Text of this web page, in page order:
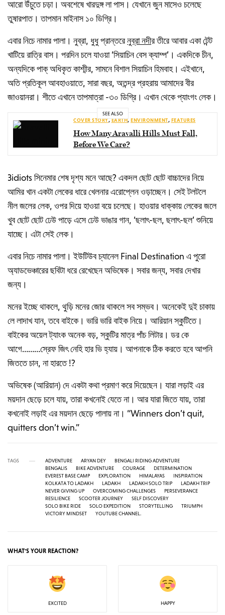
আরো উঁচুতে চড়া। অবশেষে খারদুঙ্গ লা পাস। যেখানে জুন মাসেও চলেছে
তুষারপাত। তাপমান মাইনাস ১০ ডিগ্রি।
এবার নিচে নামার পালা। নুব্রা, ধুধু প্রান্তরেনুব্রা নদীর তীরে আবার একা টেন্ট
খাটিয়ে রাত্রি বাস। পরদিন চলে যাওয়া ‘সিয়াচিন বেস ক্যাম্প’। একদিকে চীন,
অন্যদিকে পাক্ অধিকৃত কাশ্মীর, সামনে বিশাল সিয়াচিন হিমবাহ। এইখানে,
অতি প্রতিকূল আবহাওয়াতে, সারা বছর, অতন্দ্র প্রহরায় আমাদের বীর
জাওয়ানরা। শীতে এখানে তাপমাত্রা -৩০ ডিগ্রি। এখান থেকে প্যাংগং লেক।
SEE ALSO
COVER STORY, EARTH, ENVIRONMENT, FEATURES
How Many Aravalli Hills Must Fall,
Before We Care?
3idiots সিনেমার শেষ দৃশ্য মনে আছে? একদল ছোট ছোট বাচ্চাদের নিয়ে
আমির খান একটা লেকের ধারে খেলনার এরোপ্লেন ওড়াচ্ছেন। সেই টলটলে
নীল জলের লেক, ওপর দিয়ে হাওয়া বয়ে চলেছে। হাওয়ার ধাক্কায় লেকের জলে
খুব ছোট ছোট ঢেউ পাড়ে এসে ঢেউ ভাঙার গান, ‘ছলাৎ-ছল, ছলাৎ-ছল’ শুনিয়ে
যাচ্ছে। এটা সেই লেক।
এবার নিচে নামার পালা। ইউটিউব চ্যানেল Final Destination এ পুরো
অ্যাডভেঞ্চারের ছবিটা ধরে রেখেছেন অভিষেক। সবার জন্য, সবার দেখার
জন্য।
মনের ইচ্ছে থাকলে, থুড়ি মনের জোর থাকলে সব সম্ভব। অনেকেই দুই চাকায়
লে লাদাখ যান, তবে বাইকে। ভারি ভারি বাইক নিয়ে। আরিয়ান স্কুটিতে।
বাইকের অয়েল ট্যাংক অনেক বড়, স্কুটির মাত্র পাঁচ লিটার। ডর কে
আগে………স্রেফ জিৎ নেহি হার ভি হ্যায়। আপনাকে ঠিক করতে হবে আপনি
জিততে চান, না হারতে !?
অভিষেক (আরিয়ান) দে একটা কথা প্রমাণ করে দিয়েছেন। যারা লড়াই এর
ময়দান ছেড়ে চলে যায়, তারা কখনোই যেতে না। আর যারা জিতে যায়, তারা
কখনোই লড়াই এর ময়দান ছেড়ে পালায় না। “Winners don’t quit,
quitters don’t win.”
TAGS ADVENTURE ARYAN DEY
BENGALI RIDING ADVENTURE
BENGALIS
BIKE ADVENTURE COURAGE
DETERMINATION
EVEREST BASE CAMP
EXPLORATION HIMALAYAS
INSPIRATION
KOLKATA TO LADAKH
LADAKH LADAKH SOLO TRIP
LADAKH TRIP
NEVER GIVING UP
OVERCOMING CHALLENGES
PERSEVERANCE
RESILIENCE
SCOOTER JOURNEY
SELF DISCOVERY
SOLO BIKE RIDE
SOLO EXPEDITION STORYTELLING
TRIUMPH
VICTORY MINDSET
YOUTUBE CHANNEL.
WHAT'S YOUR REACTION?
EXCITED HAPPY